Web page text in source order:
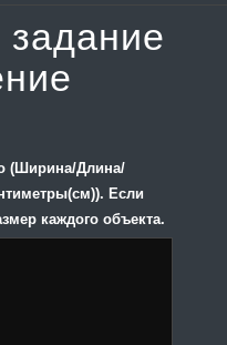
задание
(Ширина/Длина/
Если
каждого объекта.